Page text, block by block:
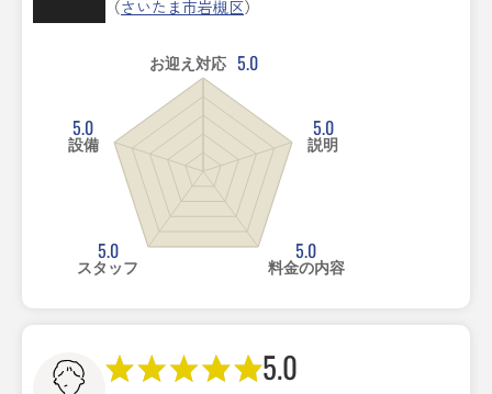
（さいたま市岩槻区）
お迎え対応 5.0
5.0
説明
5.0
料金の内容
5.0
スタッフ
5.0
設備
5.0